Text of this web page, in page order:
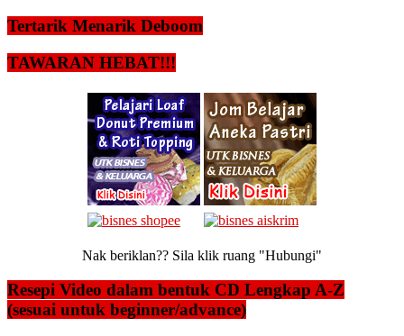
Tertarik Menarik Deboom
TAWARAN HEBAT!!!
Nak beriklan?? Sila klik ruang "Hubungi"
Resepi Video dalam bentuk CD Lengkap A-Z
(sesuai untuk beginner/advance)